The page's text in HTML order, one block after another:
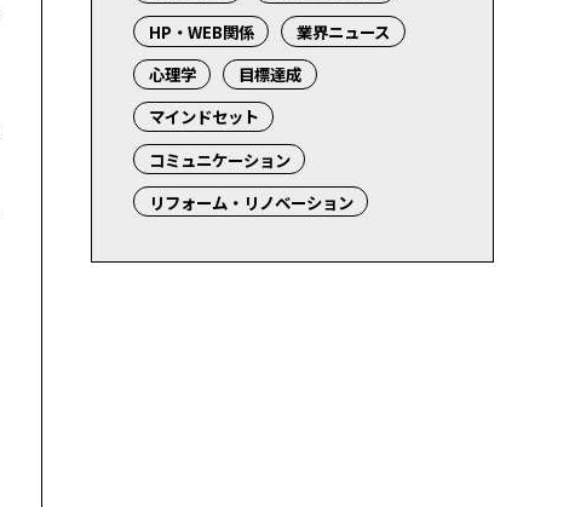
HP・WEB関係
業界ニュース
心理学
目標達成
マインドセット
コミュニケーション
リフォーム・リノベーション